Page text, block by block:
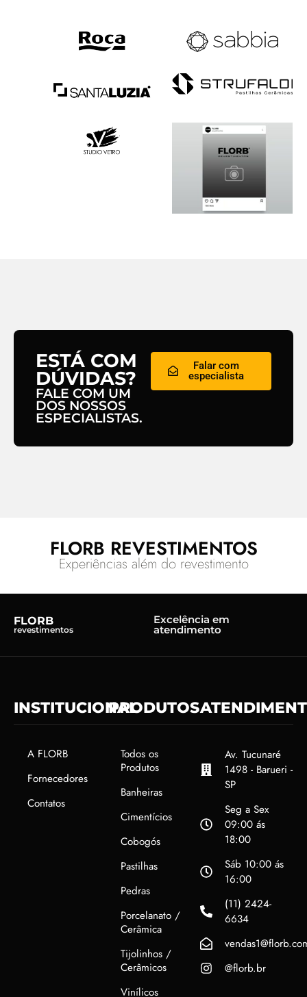
ESTÁ COM
DÚVIDAS?
FALE COM UM
DOS NOSSOS
ESPECIALISTAS.
Falar com
especialista
FLORB REVESTIMENTOS
Experiências além do revestimento
FLORB
revestimentos
Excelência em
atendimento
INSTITUCIONAL
A FLORB
Fornecedores
Contatos
PRODUTOS
Todos os
Produtos
Banheiras
Cimentícios
Cobogós
Pastilhas
Pedras
Porcelanato /
Cerâmica
Tijolinhos /
Cerâmicos
Vinílicos
Av. Tucunaré
1498 - Barueri -
SP
Seg a Sex
09:00 ás
18:00
Sáb 10:00 ás
16:00
(11) 2424-
6634
@florb.br